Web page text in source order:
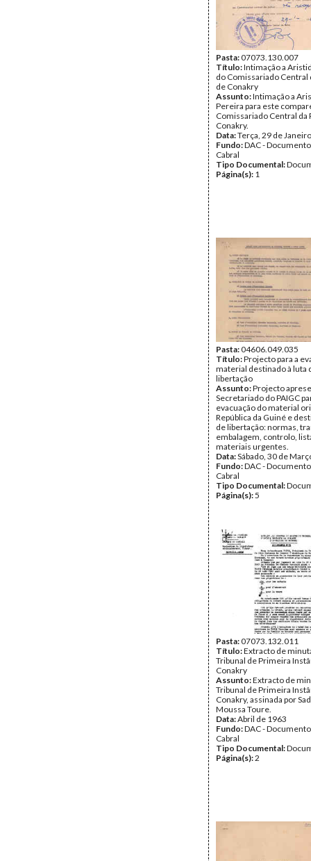
Pasta:07073.130.007
Título:Intimação a
do Comissariado Central
de Conakry
Assunto:Intimação a
Pereira para este
Comissariado Central da
Conakry.
Data:Terça, 29 de
Fundo:DAC -
Cabral
Tipo Documental:
Página(s): 1
Pasta:04606.049.035
Título:Projecto para a
material destinado à luta
libertação
Assunto:Projecto
Secretariado do PAIGC
evacuação do material
República da Guiné e
de libertação: normas,
embalagem, controlo,
materiais urgentes.
Data:Sábado, 30 de
Fundo:DAC -
Cabral
Tipo Documental:
Página(s):5
Pasta:07073.132.011
Título:Extracto de
Tribunal de Primeira
Conakry
Assunto:Extracto de
Tribunal de Primeira
Conakry, assinada por
Moussa Toure.
Data:Abril de 1963
Fundo:DAC -
Cabral
Tipo Documental:
Página(s):2